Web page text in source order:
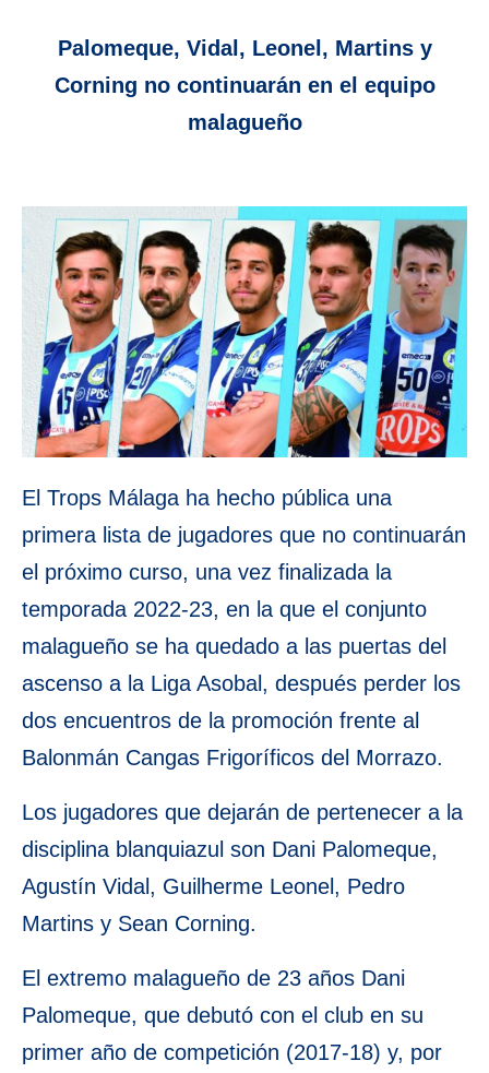
Palomeque, Vidal, Leonel, Martins y
Corning no continuarán en el equipo
malagueño
El Trops Málaga ha hecho pública una
primera lista de jugadores que no continuarán
el próximo curso, una vez finalizada la
temporada 2022-23, en la que el conjunto
malagueño se ha quedado a las puertas del
ascenso a la Liga Asobal, después perder los
dos encuentros de la promoción frente al
Balonmán Cangas Frigoríficos del Morrazo.
Los jugadores que dejarán de pertenecer a la
disciplina blanquiazul son Dani Palomeque,
Agustín Vidal, Guilherme Leonel, Pedro
Martins y Sean Corning.
El extremo malagueño de 23 años Dani
Palomeque, que debutó con el club en su
primer año de competición (2017-18) y, por